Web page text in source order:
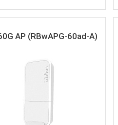
AP (RBwAPG-60ad-A)